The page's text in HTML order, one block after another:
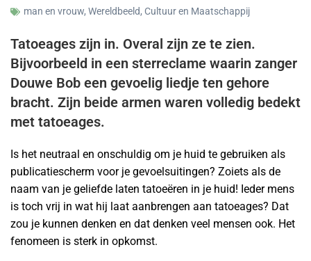
man en vrouw, Wereldbeeld, Cultuur en Maatschappij
Tatoeages zijn in. Overal zijn ze te zien.
Bijvoorbeeld in een sterreclame waarin zanger
Douwe Bob een gevoelig liedje ten gehore
bracht. Zijn beide armen waren volledig bedekt
met tatoeages.
Is het neutraal en onschuldig om je huid te gebruiken als
publicatiescherm voor je gevoelsuitingen? Zoiets als de
naam van je geliefde laten tatoeëren in je huid! Ieder mens
is toch vrij in wat hij laat aanbrengen aan tatoeages? Dat
zou je kunnen denken en dat denken veel mensen ook. Het
fenomeen is sterk in opkomst.